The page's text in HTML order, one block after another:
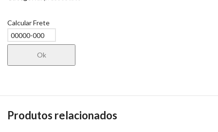
Calcular Frete
Ok
Produtos relacionados